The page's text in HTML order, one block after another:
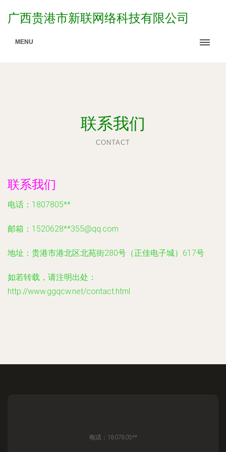
广西贵港市新联网络科技有限公司
MENU
联系我们
CONTACT
联系我们
电话：1807805**
邮箱：1520628**355@qq.com
地址：贵港市港北区北苑街280号（正佳电子城）617号
如若转载，请注明出处：
http://www.ggqcw.net/contact.html
电话：1807805**